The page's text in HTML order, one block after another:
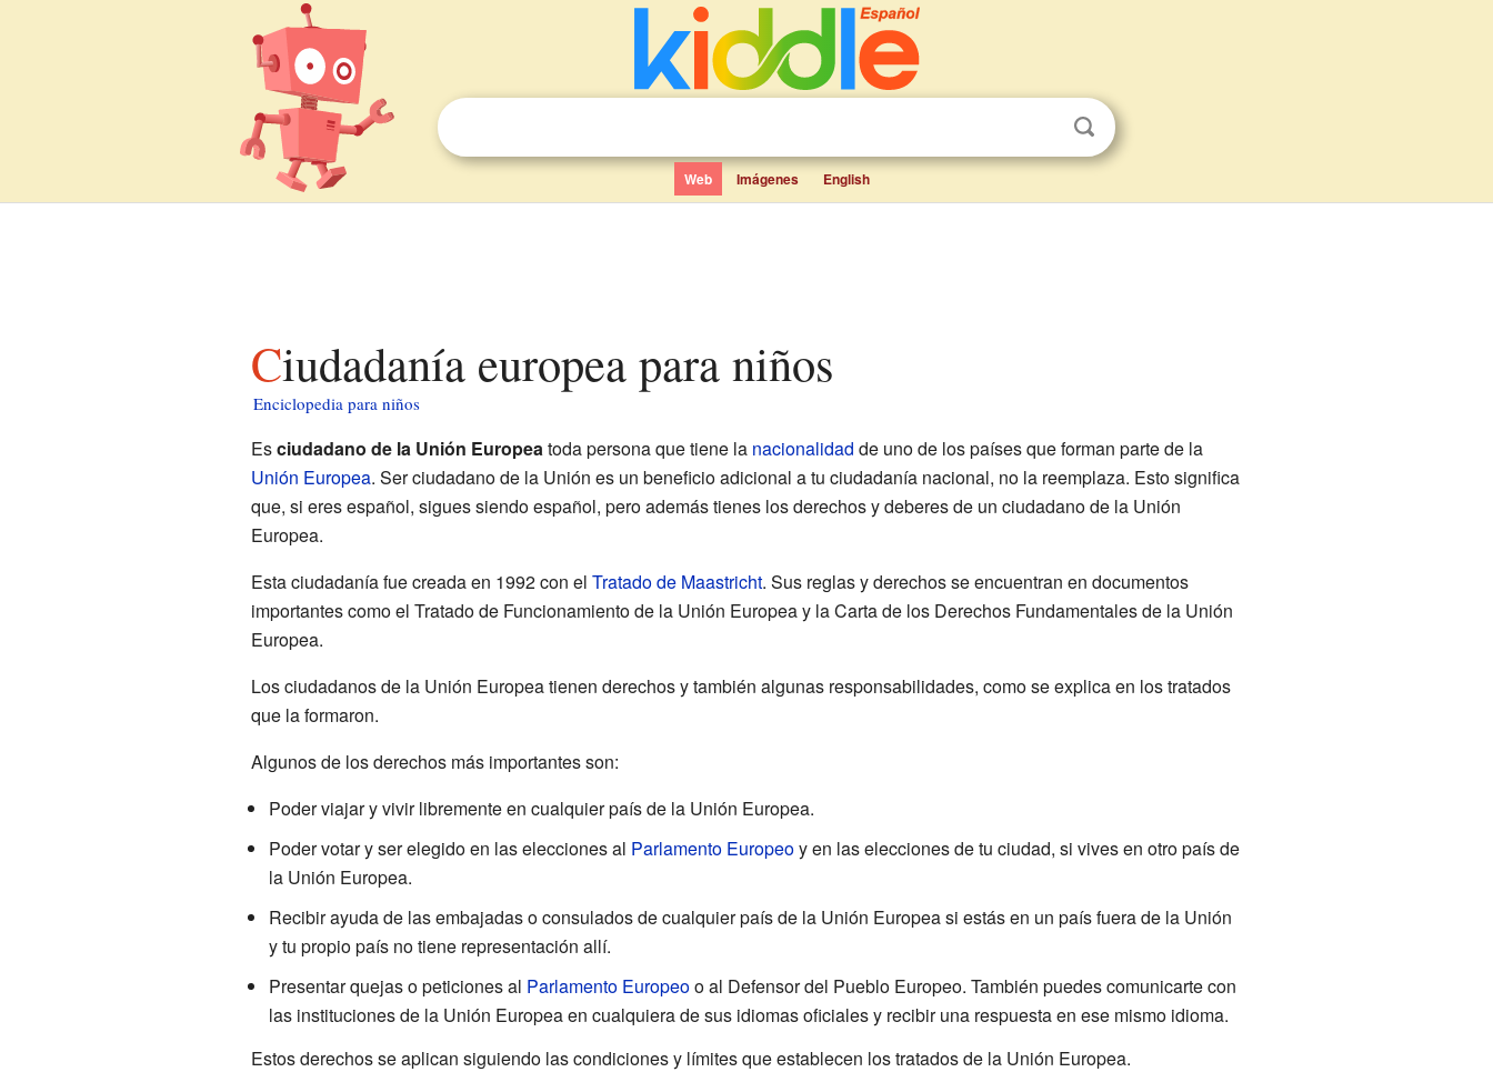
Web Imágenes English
Ciudadanía europea para niños
Enciclopedia para niños
Esciudadano de la Unión Europeatoda persona que tiene la nacionalidad de uno de los países que forman parte de la
Unión Europea. Ser ciudadano de la Unión es un beneficio adicional a tu ciudadanía nacional, no la reemplaza. Esto significa
que, si eres español, sigues siendo español, pero además tienes los derechos y deberes de un ciudadano de la Unión
Europea.
Esta ciudadanía fue creada en 1992 con el Tratado de Maastricht. Sus reglas y derechos se encuentran en documentos
importantes como el Tratado de Funcionamiento de la Unión Europea y la Carta de los Derechos Fundamentales de la Unión
Europea.
Los ciudadanos de la Unión Europea tienen derechos y también algunas responsabilidades, como se explica en los tratados
que la formaron.
Algunos de los derechos más importantes son:
Poder viajar y vivir libremente en cualquier país de la Unión Europea.
Poder votar y ser elegido en las elecciones al Parlamento Europeoy en las elecciones de tu ciudad, si vives en otro país de
la Unión Europea.
Recibir ayuda de las embajadas o consulados de cualquier país de la Unión Europea si estás en un país fuera de la Unión
y tu propio país no tiene representación allí.
Presentar quejas o peticiones al Parlamento Europeoo al Defensor del Pueblo Europeo. También puedes comunicarte con
las instituciones de la Unión Europea en cualquiera de sus idiomas oficiales y recibir una respuesta en ese mismo idioma.
Estos derechos se aplican siguiendo las condiciones y límites que establecen los tratados de la Unión Europea.